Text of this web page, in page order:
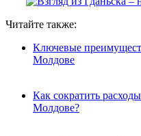
Читайте также:
Ключевые
Молдове
Как сократить
Молдове?